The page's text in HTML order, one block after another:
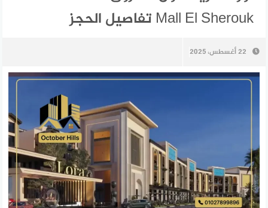
Mall El Sherouk تفاصيل الحجز
22 أغسطس، 2025